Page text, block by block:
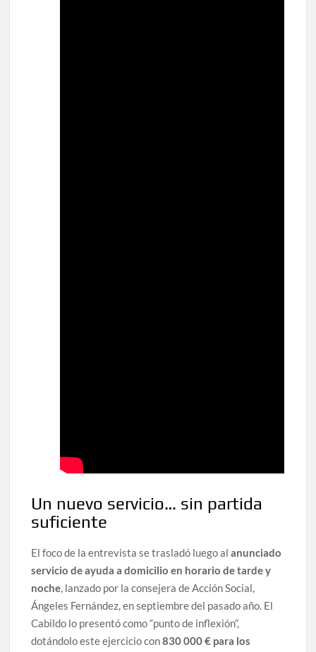
Un nuevo servicio… sin partida
suficiente
El foco de la entrevista se trasladó luego alanunciado
servicio de ayuda a domicilio en horario de tarde y
noche, lanzado por la consejera de Acción Social,
Ángeles Fernández, en septiembre del pasado año. El
Cabildo lo presentó como “punto de inflexión”,
dotándolo este ejercicio con830 000 € para los